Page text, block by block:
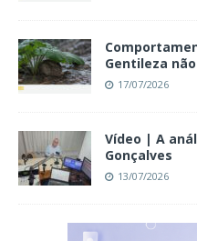
Gentileza
17/07/2026
Vídeo | A
Gonçalves
13/07/2026